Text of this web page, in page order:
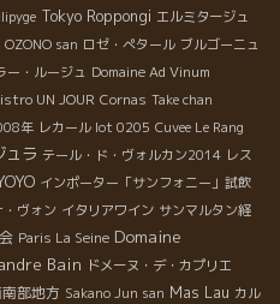
Tokyo Roppongi エルミタージュ
OZONO san ロゼ・ぺタール ブルゴーニュ
ー・ルージュ Domaine Ad Vinum
UN JOUR Cornas Take chan
年 レカール lot 0205 Cuvee Le Rang
ュラ テール・ド・ヴォルカン2014 レス
インポーター「サンフォニー」試飲
ヴォン イタリアワイン サンマルタン経
Paris La Seine Domaine
Bain ドメーヌ・デ・カプリエ
部地方 Sakano Jun san Mas Lau カル